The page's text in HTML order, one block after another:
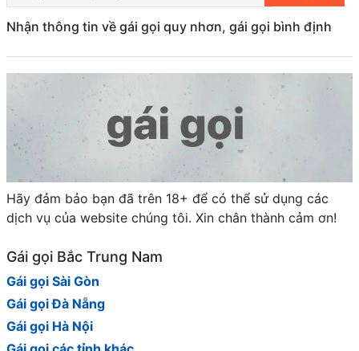
Nhận thông tin về gái gọi quy nhơn, gái gọi bình định
Hãy đảm bảo bạn đã trên 18+ để có thể sử dụng các
dịch vụ của website chúng tôi. Xin chân thành cảm ơn!
Gái gọi Bắc Trung Nam
Gái gọi Sài Gòn
Gái gọi Đà Nẵng
Gái gọi Hà Nội